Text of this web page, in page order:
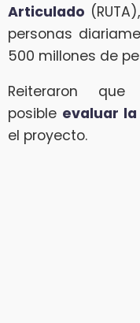
Articulado
personas
500 millones de
Reiteraron
posible evaluar
el proyecto.